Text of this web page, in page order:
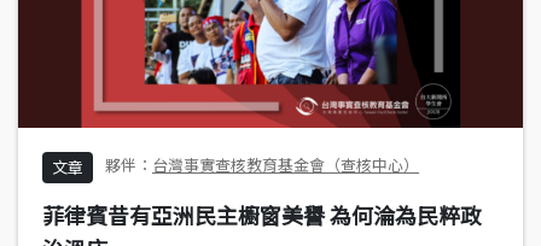
文章 台灣事實查核教育基金會（查核中心）
菲律賓昔有亞洲民主櫥窗美譽 為何淪為民粹政